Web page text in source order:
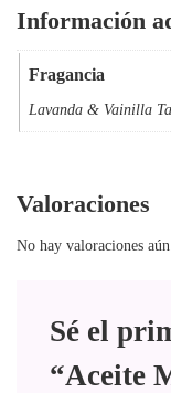
Información
Fragancia
Lavanda & Vainilla
Valoraciones
No hay valoraciones aún.
Sé el
“Aceite